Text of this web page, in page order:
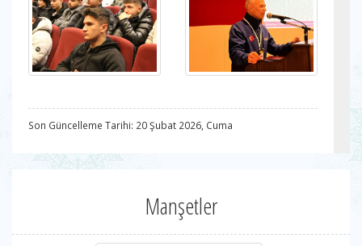
Son Güncelleme Tarihi: 20 Şubat 2026, Cuma
Manşetler